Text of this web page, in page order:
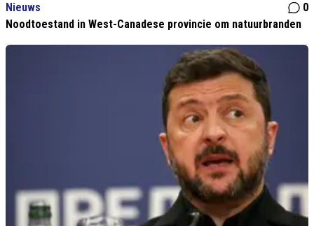
Nieuws
0
Noodtoestand in West-Canadese provincie om natuurbranden